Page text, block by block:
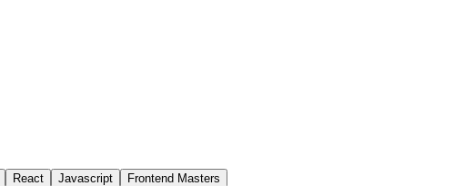
React Javascript Frontend Masters